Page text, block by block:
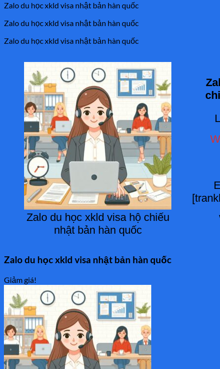
Zalo du học xkld visa nhật bản hàn quốc
Zalo du học xkld visa nhật bản hàn quốc
Zalo du học xkld visa nhật bản hàn quốc
Zalo du học xkld visa hộ chiếu
nhật bản hàn quốc
Zalo du học xkld visa nhật bản hàn quốc
Giảm giá!